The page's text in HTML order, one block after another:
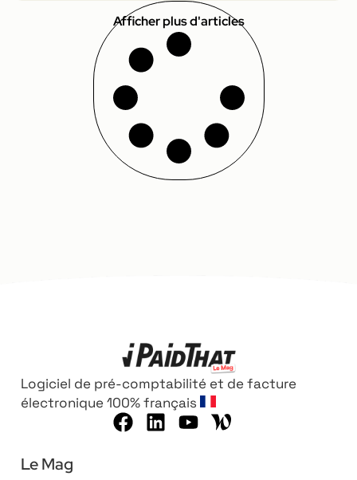
Afficher plus d'articles
Logiciel de pré-comptabilité et de facture
électronique 100% français
Le Mag